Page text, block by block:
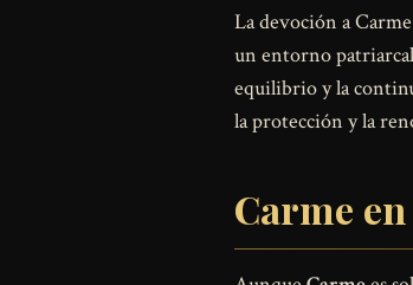
La devoción a
un entorno
equilibrio y la
la protección y la
Carme